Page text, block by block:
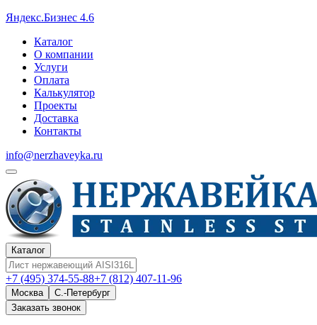
Яндекс.Бизнес 4.6
Каталог
О компании
Услуги
Оплата
Калькулятор
Проекты
Доставка
Контакты
info@nerzhaveyka.ru
Каталог
+7 (495) 374-55-88+7 (812) 407-11-96
Москва
С.-Петербург
Заказать звонок